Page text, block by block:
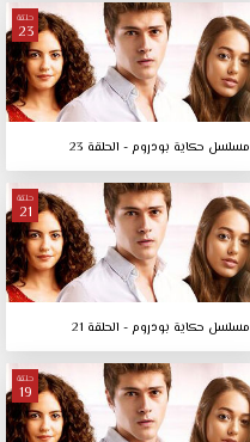
حلقة
23
مسلسل حكاية بودروم - الحلقة 23
حلقة
21
مسلسل حكاية بودروم - الحلقة 21
حلقة
19